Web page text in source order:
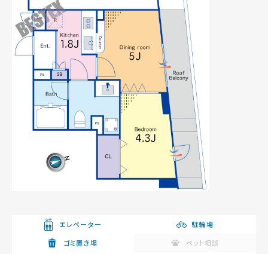
エレベーター
駐輪場
ゴミ置き場
ペット相談